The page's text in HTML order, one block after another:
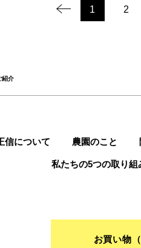
1 2
紹介
信について 農園のこと
私たちの5つの取り組
お買い物